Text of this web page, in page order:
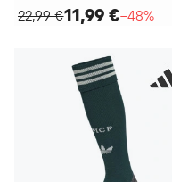
22,99 €11,99 €−48%